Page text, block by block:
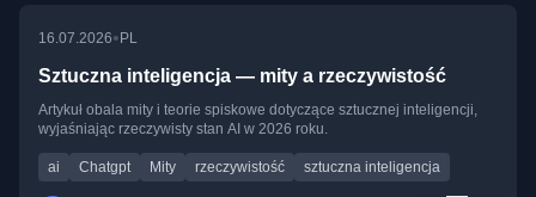
16.07.2026• PL
Sztuczna inteligencja — mity a rzeczywistość
Artykuł obala mity i teorie spiskowe dotyczące sztucznej inteligencji,
wyjaśniając rzeczywisty stan AI w 2026 roku.
ai Chatgpt Mity rzeczywistość sztuczna inteligencja